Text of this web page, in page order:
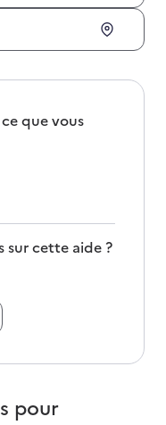
que vous
sur cette aide ?
pour